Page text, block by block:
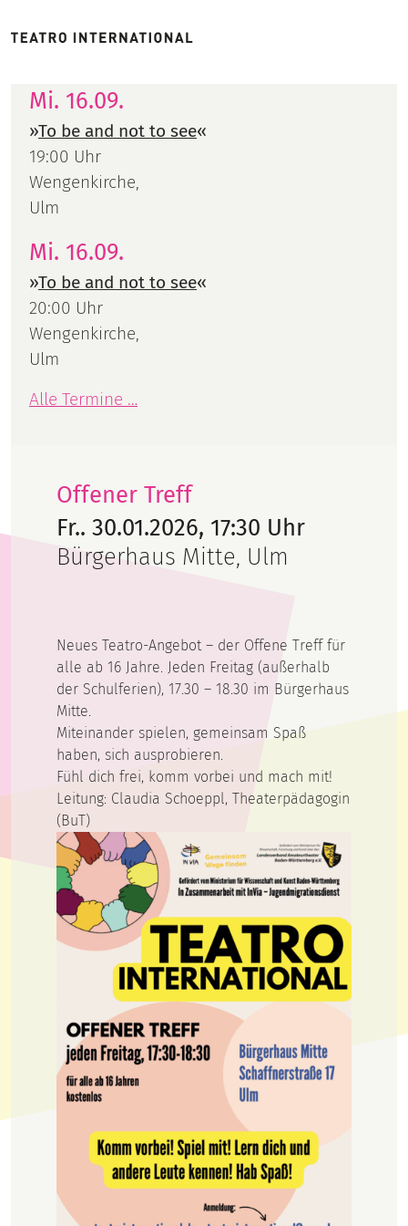
Mi. 16.09.
»To be and not to see«
19:00 Uhr
Wengenkirche,
Ulm
Mi. 16.09.
»To be and not to see«
20:00 Uhr
Wengenkirche,
Ulm
Alle Termine …
Offener Treff
Fr.. 30.01.2026, 17:30 Uhr
Bürgerhaus Mitte, Ulm
Neues Teatro-Angebot – der Offene Treff für
alle ab 16 Jahre. Jeden Freitag (außerhalb
der Schulferien), 17.30 – 18.30 im Bürgerhaus
Mitte.
Miteinander spielen, gemeinsam Spaß
haben, sich ausprobieren.
Fühl dich frei, komm vorbei und mach mit!
Leitung: Claudia Schoeppl, Theaterpädagogin
(BuT)